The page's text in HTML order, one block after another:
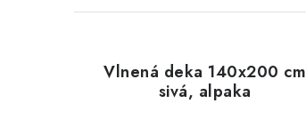
Vlnená deka 140x200 cm
sivá, alpaka